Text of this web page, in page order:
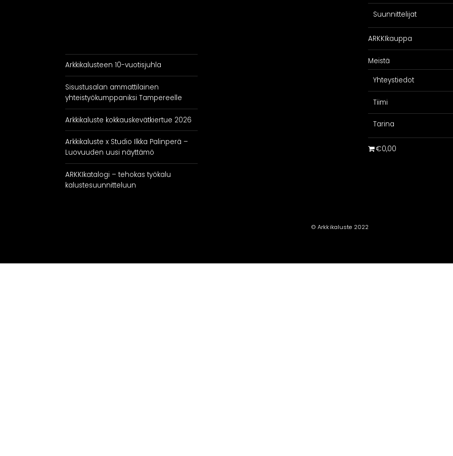
Kylpyhuoneet
Eteiset
Kodinhoitohuoneet
Makuuhuoneet
Suunnittelijoille
Projektimyynti
Arkkikalusteen 10-vuotisjuhla
Sisustusalan ammattilainen
yhteistyökumppaniksi Tampereelle
Arkkikaluste kokkauskevätkiertue 2026
Arkkikaluste x Studio Ilkka Palinperä –
Luovuuden uusi näyttämö
ARKKIkatalogi – tehokas työkalu
kalustesuunnitteluun
Suunnittelijat
ARKKIkauppa
Meistä
Yhteystiedot
Tiimi
Tarina
€0,00
© Arkkikaluste 2022